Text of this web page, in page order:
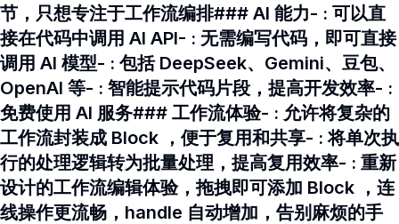
节，只想专注于工作流编排### AI 能力- : 可以直
接在代码中调用 AI API- : 无需编写代码，即可直接
调用 AI 模型- : 包括 DeepSeek、Gemini、豆包、
OpenAI 等- : 智能提示代码片段，提高开发效率- :
免费使用 AI 服务### 工作流体验- : 允许将复杂的
工作流封装成 Block ，便于复用和共享- : 将单次执
行的处理逻辑转为批量处理，提高复用效率- : 重新
设计的工作流编辑体验，拖拽即可添加 Block ，连
线操作更流畅，handle 自动增加，告别麻烦的手